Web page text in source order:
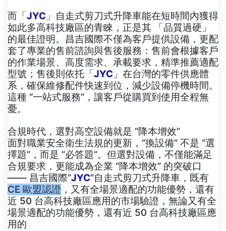
而「JYC 」自走式剪刀式升降車能在短時間內獲得
如此多高科技廠區的青睞，正是其 「品質過硬」
的最佳證明。昌吉國際不僅為客戶提供設備，更配
套了專業的售前諮詢與售後服務：售前會根據客戶
的作業場景、高度需求、承載要求，精準推薦適配
型號；售後則依托「JYC 」在台灣的零件供應體
系，確保維修配件快速到位，減少設備停機時間。
這種 “一站式服務”，讓客戶從購買到使用全程無
憂。
合規時代，選對高空設備就是 “降本增效”
面對職業安全衛生法規的更新，“換設備” 不是 “選
擇題”，而是 “必答題”。但選對設備，不僅能滿足
合規要求，更能成為企業 “降本增效” 的突破口
—— 昌吉國際“JYC”自走式剪刀式升降車，既有
CE 歐盟認證 ，又有全場景適配的功能優勢，還有
近 50 台高科技廠區應用的市場驗證，無論又有全
場景適配的功能優勢，還有近 50 台高科技廠區應
用的